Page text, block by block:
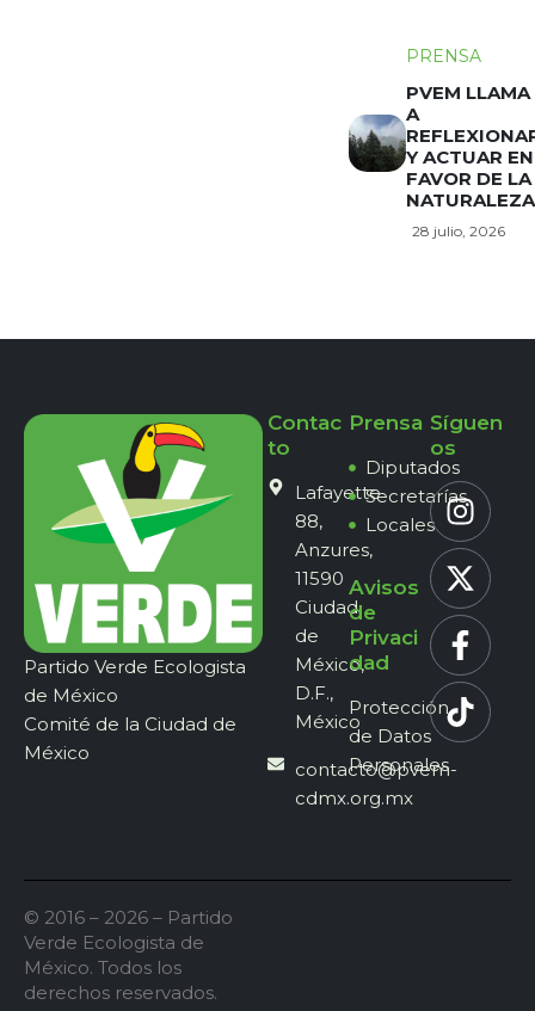
PRENSA
PVEM LLAMA
A
Y ACTUAR EN
FAVOR DE LA
NATURALEZA
28 julio, 2026
Partido Verde Ecologista
de México
Comité de la Ciudad de
México
Contac
to
Lafayette
88,
Anzures,
11590
Ciudad
de
México,
D.F.,
México
contacto@pvem-
cdmx.org.mx
Prensa
Diputados
Secretarías
Locales
Avisos
de
Privaci
dad
Protección
de Datos
Personales
Síguen
os
© 2016 – 2026 – Partido
Verde Ecologista de
México. Todos los
derechos reservados.